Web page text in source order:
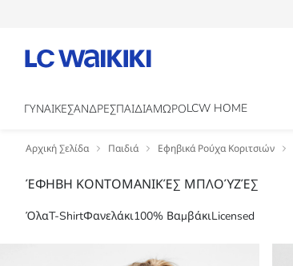
ΓΥΝΑΙΚΕΣΑΝΔΡΕΣΠΑΙΔΙΑΜΩΡΟLCW HOME
Αρχική Σελίδα Παιδιά Εφηβικά Ρούχα Κοριτσιών
ΈΦΗΒΗ ΚΟΝΤΟΜΑΝΙΚΈΣ ΜΠΛΟΎΖΈΣ
ΌλαT-ShirtΦανελάκι100% ΒαμβάκιLicensed